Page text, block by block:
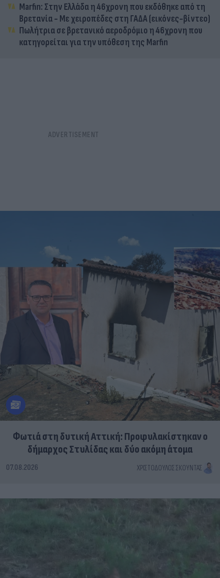
Marfin: Στην Ελλάδα η 46χρονη που εκδόθηκε από τη
Βρετανία - Με χειροπέδες στη ΓΑΔΑ (εικόνες-βίντεο)
Πωλήτρια σε βρετανικό αεροδρόμιο η 46χρονη που
κατηγορείται για την υπόθεση της Marfin
Φωτιά στη δυτική Αττική: Προφυλακίστηκαν ο
δήμαρχος Στυλίδας και δύο ακόμη άτομα
07.08.2026 ΧΡΙΣΤΌΔΟΥΛΟΣ ΣΚΟΎΝΤΑΣ